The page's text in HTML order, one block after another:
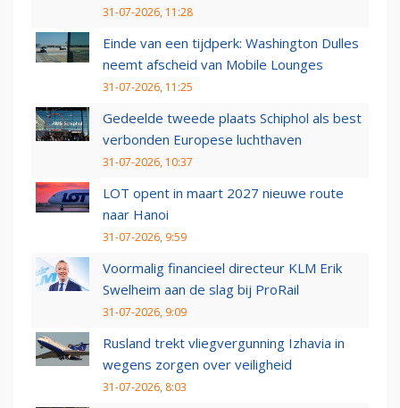
31-07-2026, 11:28
Einde van een tijdperk: Washington Dulles
neemt afscheid van Mobile Lounges
31-07-2026, 11:25
Gedeelde tweede plaats Schiphol als best
verbonden Europese luchthaven
31-07-2026, 10:37
LOT opent in maart 2027 nieuwe route
naar Hanoi
31-07-2026, 9:59
Voormalig financieel directeur KLM Erik
Swelheim aan de slag bij ProRail
31-07-2026, 9:09
Rusland trekt vliegvergunning Izhavia in
wegens zorgen over veiligheid
31-07-2026, 8:03